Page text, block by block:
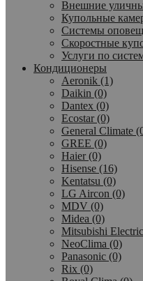
Внешние
Купольные
Системы
Скоростные
Услуги по
Кондиционеры
Aeronik (1)
Daikin (0)
Dantex (0)
Ecostar (0)
General Climate
GREE (0)
Haier (0)
Hisense (16)
Kentatsu (0)
LG Aircon (0)
MDV (0)
Midea (0)
Mitsubishi
NeoClima (0)
Panasonic (0)
Rix (0)